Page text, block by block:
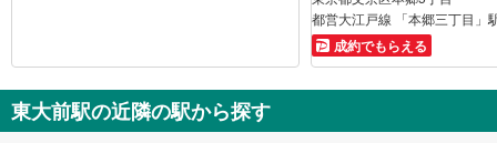
都営大江戸線 「本郷三丁目」
成約でもらえる
東大前駅の近隣の駅から探す